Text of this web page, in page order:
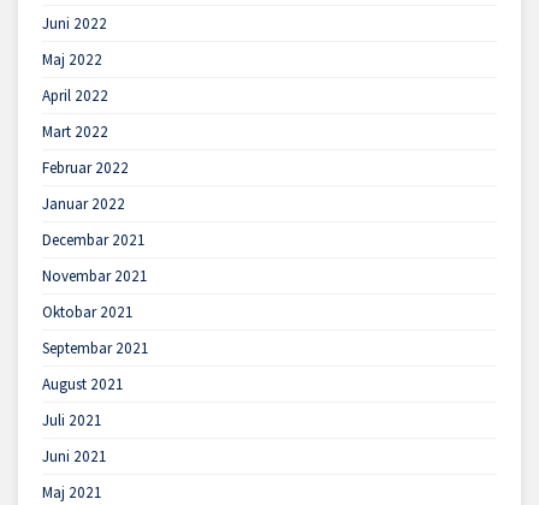
Juni 2022
Maj 2022
April 2022
Mart 2022
Februar 2022
Januar 2022
Decembar 2021
Novembar 2021
Oktobar 2021
Septembar 2021
August 2021
Juli 2021
Juni 2021
Maj 2021